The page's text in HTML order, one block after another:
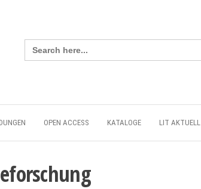
Search
for:
OPEN ACCESS KATALOGE LIT AKTUELL